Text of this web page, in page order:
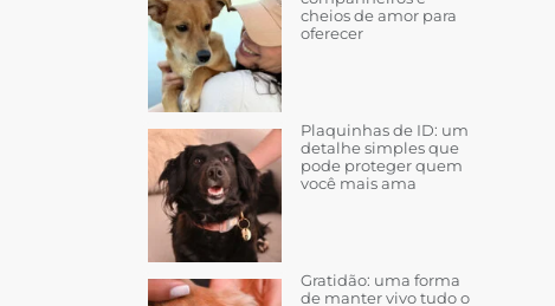
cheios de amor para
oferecer
Plaquinhas de ID: um
detalhe simples que
pode proteger quem
você mais ama
Gratidão: uma forma
de manter vivo tudo o